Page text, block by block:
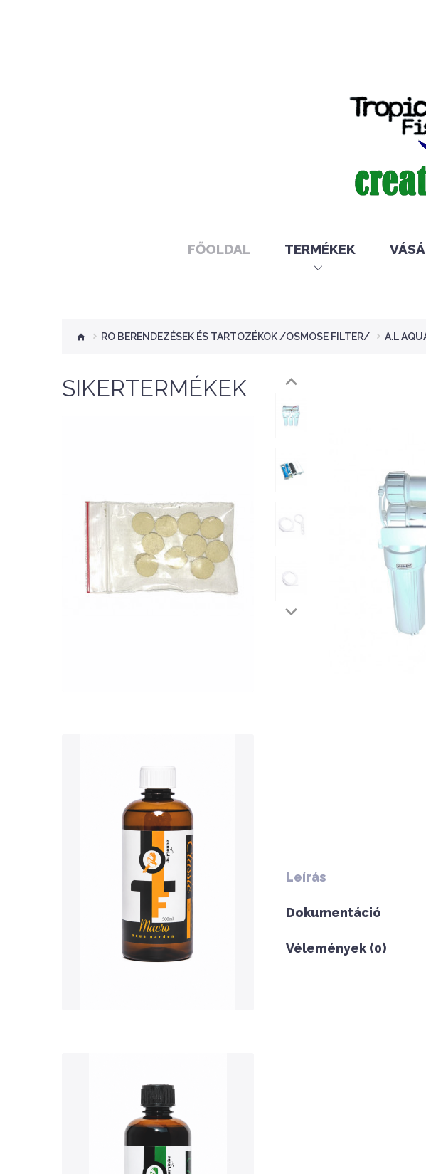
FŐOLDAL TERMÉKEK
RO BERENDEZÉSEK ÉS TARTOZÉKOK /OSMOSE FILTER/ A.L
SIKERTERMÉKEK
Nettó ár: 276 Ft
Aquaplant tápanyag
tabletta 10db
Nettó ár: 3,134 Ft
AquaLine TF Macro 500ml
KOSÁRBA
QUICK VIEW
Nettó ár: 3,421 Ft
Leírás
Dokumentáció
Vélemények (0)